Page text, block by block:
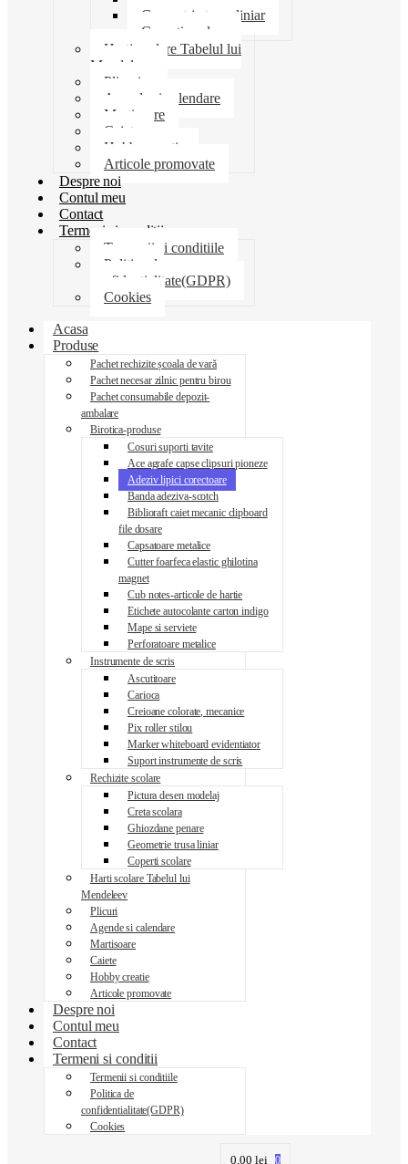
Geometrie trusa liniar
Coperti scolare
Harti scolare Tabelul lui
Mendeleev
Plicuri
Agende si calendare
Martisoare
Caiete
Hobby creatie
Articole promovate
Despre noi
Contul meu
Contact
Termeni si conditii
Termenii si conditiile
Politica de
confidentialitate(GDPR)
Cookies
Acasa
Produse
Pachet rechizite școala de vară
Pachet necesar zilnic pentru birou
Pachet consumabile depozit-
ambalare
Birotica-produse
Cosuri suporti tavite
Ace agrafe capse clipsuri pioneze
Adeziv lipici corectoare
Banda adeziva-scotch
Biblioraft caiet mecanic clipboard
file dosare
Capsatoare metalice
Cutter foarfeca elastic ghilotina
magnet
Cub notes-articole de hartie
Etichete autocolante carton indigo
Mape si serviete
Perforatoare metalice
Instrumente de scris
Ascutitoare
Carioca
Creioane colorate, mecanice
Pix roller stilou
Marker whiteboard evidentiator
Suport instrumente de scris
Rechizite scolare
Pictura desen modelaj
Creta scolara
Ghiozdane penare
Geometrie trusa liniar
Coperti scolare
Harti scolare Tabelul lui
Mendeleev
Plicuri
Agende si calendare
Martisoare
Caiete
Hobby creatie
Articole promovate
Despre noi
Contul meu
Contact
Termeni si conditii
Termenii si conditiile
Politica de
confidentialitate(GDPR)
Cookies
0,00lei 0